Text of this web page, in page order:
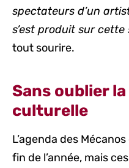
spectateurs d’un
s’est produit sur cette
tout sourire.
Sans oublier
culturelle
L’agenda des
fin de l’année, mais ces